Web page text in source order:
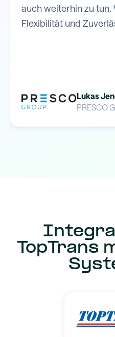
auch weiterhin zu tun.
Flexibilität und
Lukas
PRESCO
TopTrans